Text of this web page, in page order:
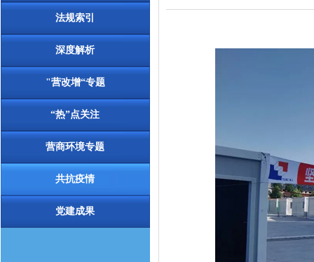
法规索引
深度解析
"营改增“专题
“热”点关注
营商环境专题
共抗疫情
党建成果